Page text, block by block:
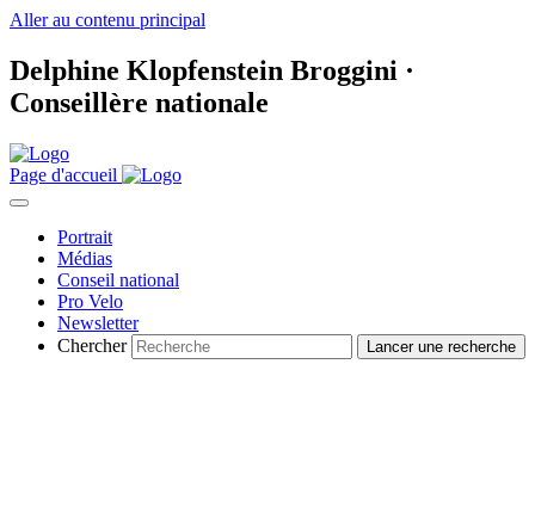
Aller au contenu principal
Delphine Klopfenstein Broggini ·
Conseillère nationale
Page d'accueil
Portrait
Médias
Conseil national
Pro Velo
Newsletter
Chercher